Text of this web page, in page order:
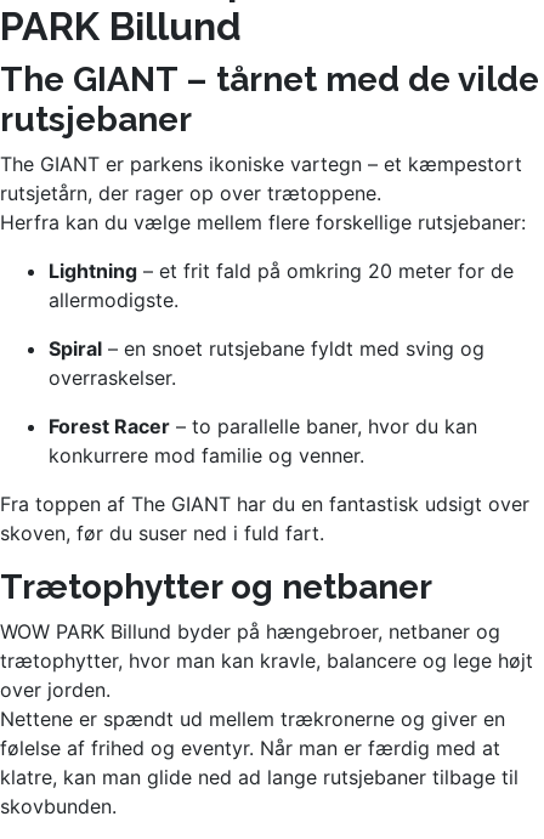
PARK Billund
The GIANT – tårnet med de vilde
rutsjebaner
The GIANT er parkens ikoniske vartegn – et kæmpestort
rutsjetårn, der rager op over trætoppene.
Herfra kan du vælge mellem flere forskellige rutsjebaner:
Lightning – et frit fald på omkring 20 meter for de
allermodigste.
Spiral – en snoet rutsjebane fyldt med sving og
overraskelser.
Forest Racer – to parallelle baner, hvor du kan
konkurrere mod familie og venner.
Fra toppen af The GIANT har du en fantastisk udsigt over
skoven, før du suser ned i fuld fart.
Trætophytter og netbaner
WOW PARK Billund byder på hængebroer, netbaner og
trætophytter, hvor man kan kravle, balancere og lege højt
over jorden.
Nettene er spændt ud mellem trækronerne og giver en
følelse af frihed og eventyr. Når man er færdig med at
klatre, kan man glide ned ad lange rutsjebaner tilbage til
skovbunden.